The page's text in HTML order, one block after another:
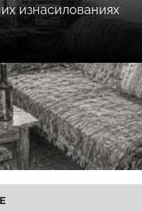
изнасилованиях